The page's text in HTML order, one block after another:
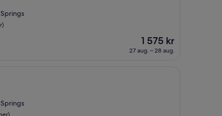
Priset
är
1 575 kr
1 575 kr
27 aug. – 28 aug.